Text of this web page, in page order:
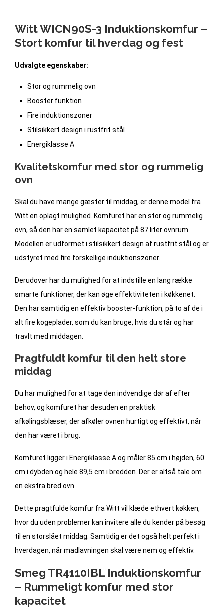
Witt WICN90S-3 Induktionskomfur –
Stort komfur til hverdag og fest
Udvalgte egenskaber:
Stor og rummelig ovn
Booster funktion
Fire induktionszoner
Stilsikkert design i rustfrit stål
Energiklasse A
Kvalitetskomfur med stor og rummelig
ovn
Skal du have mange gæster til middag, er denne model fra
Witt en oplagt mulighed. Komfuret har en stor og rummelig
ovn, så den har en samlet kapacitet på 87 liter ovnrum.
Modellen er udformet i stilsikkert design af rustfrit stål og er
udstyret med fire forskellige induktionszoner.
Derudover har du mulighed for at indstille en lang række
smarte funktioner, der kan øge effektiviteten i køkkenet.
Den har samtidig en effektiv booster-funktion, på to af de i
alt fire kogeplader, som du kan bruge, hvis du står og har
travlt med middagen.
Pragtfuldt komfur til den helt store
middag
Du har mulighed for at tage den indvendige dør af efter
behov, og komfuret har desuden en praktisk
afkølingsblæser, der afkøler ovnen hurtigt og effektivt, når
den har været i brug.
Komfuret ligger i Energiklasse A og måler 85 cm i højden, 60
cm i dybden og hele 89,5 cm i bredden. Der er altså tale om
en ekstra bred ovn.
Dette pragtfulde komfur fra Witt vil klæde ethvert køkken,
hvor du uden problemer kan invitere alle du kender på besøg
til en storslået middag. Samtidig er det også helt perfekt i
hverdagen, når madlavningen skal være nem og effektiv.
Smeg TR4110IBL Induktionskomfur
– Rummeligt komfur med stor
kapacitet